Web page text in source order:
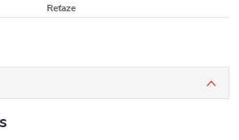
Reťaze